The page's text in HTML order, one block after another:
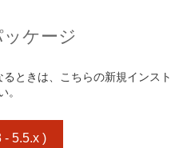
ケージ
ときは、こちらの新規インスト
。
- 5.5.x )